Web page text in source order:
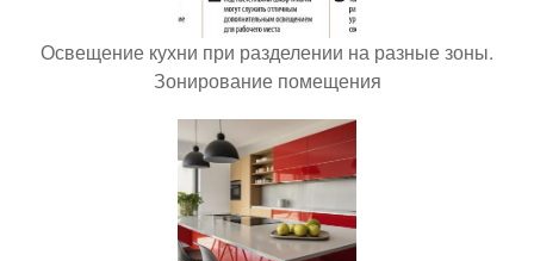
Освещение кухни при разделении на разные зоны.
Зонирование помещения